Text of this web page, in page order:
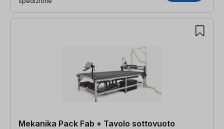
Mekanika Pack Fab + Tavolo sottovuoto